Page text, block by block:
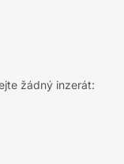
žádný inzerát: